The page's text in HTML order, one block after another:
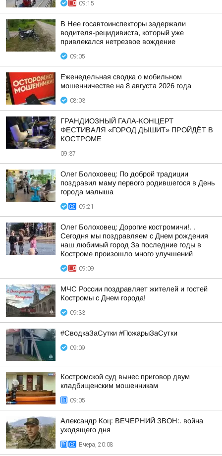
09:15
В Нее госавтоинспекторы задержали
водителя-рецидивиста, который уже
привлекался нетрезвое вождение
09:05
Еженедельная сводка о мобильном
мошенничестве на 8 августа 2026 года
08:03
ГРАНДИОЗНЫЙ ГАЛА-КОНЦЕРТ
ФЕСТИВАЛЯ «ГОРОД ДЫШИТ» ПРОЙДЁТ В
КОСТРОМЕ
09:37
Олег Болоховец: По доброй традиции
поздравил маму первого родившегося в День
города малыша
09:21
Олег Болоховец: Дорогие костромичи!. .
Сегодня мы поздравляем с Днем рождения
наш любимый город За последние годы в
Костроме произошло много улучшений
09:09
МЧС России поздравляет жителей и гостей
Костромы с Днем города!
09:33
#СводкаЗаСутки #ПожарыЗаСутки
09:09
Костромской суд вынес приговор двум
кладбищенским мошенникам
09:05
Александр Коц: ВЕЧЕРНИЙ ЗВОН:. война
уходящего дня
Вчера, 20:08